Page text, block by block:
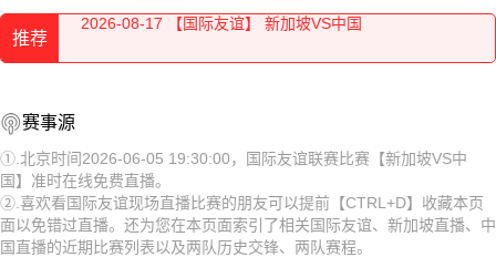
推荐
2026-08-17 【国际友谊】 新加坡VS中国
2026-08-17 【国际友谊】 新加坡VS中国
2026-08-17 【国际友谊】 新加坡VS中国
2026-08-17 【国际友谊】 新加坡VS中国
赛事源
①.北京时间2026-06-05 19:30:00，国际友谊联赛比赛【新加坡VS中
国】准时在线免费直播。
②.喜欢看国际友谊现场直播比赛的朋友可以提前【CTRL+D】收藏本页
面以免错过直播。还为您在本页面索引了相关国际友谊、新加坡直播、中
国直播的近期比赛列表以及两队历史交锋、两队赛程。